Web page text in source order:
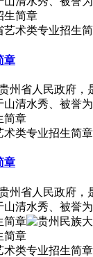
艺术类专业招生
章
州省人民政府
清水秀、被誉
术类专业招生简章
章
州省人民政府
清水秀、被誉
术类专业招生简章